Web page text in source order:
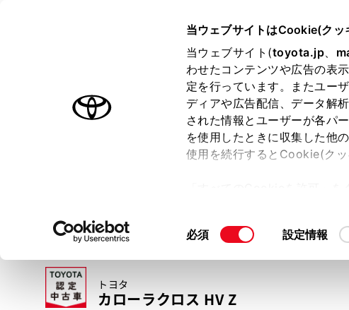
当ウェブサイトはCookie(クッ
当ウェブサイト(toyota.jp、
わせたコンテンツや広告の表
定を行っています。またユー
ディアや広告配信、データ解
された情報とユーザーが各パ
を使用したときに収集した他
使用を続行するとCookie(クッ
て」をご覧ください。
同
択
必須 設定情報
オーナーサポート トピックス
トヨタ認定中古車
トヨタ認定中古車の魅力 3つの買い方 オンラ
トヨタ
カローラクロス HV Z